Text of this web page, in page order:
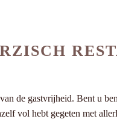
de gastvrijheid. Bent u
vol hebt gegeten met